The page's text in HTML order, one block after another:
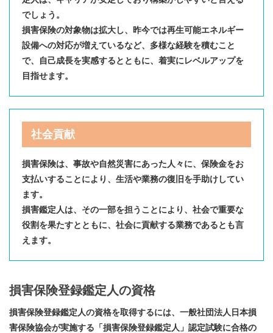
でしょう。​
損害保険の対象物は拡大し、昨今では再生可能エネルギー
設備への対応が増えているなど、多様な経験を積むこと
で、自己成長を実感するとともに、着実にレベルアップを
目指せます。​
社会貢献
損害保険は、事故や自然災害にあった人々に、保険金をお
支払いすることにより、生活や業務の復旧を手助けしてい
ます。​
損害鑑定人は、その一部を担うことにより、社会で重要な
役割を果たすとともに、社会に貢献する業務であるとも言
えます。​
損害保険登録鑑定人の資格
損害保険登録鑑定人の資格を取得するには、一般社団法人日本損
害保険協会が実施する「損害保険登録鑑定人」認定試験に合格の